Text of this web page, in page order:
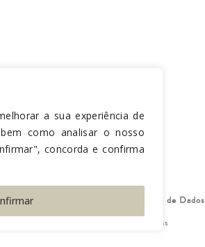
a sua experiência de
como analisar o nosso
concorda e confirma
de Privacidade
Medidas de Proteção de Dados
RBB Branding Solutions